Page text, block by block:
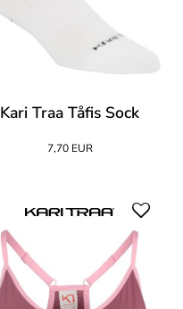
Kari Traa Tåfis Sock
7,70 EUR